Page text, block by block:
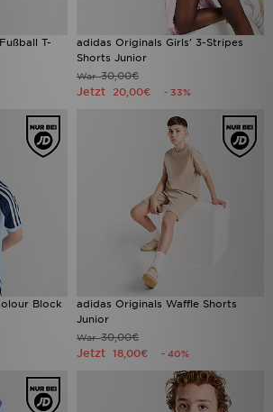
T-
adidas Originals Girls' 3-Stripes
Shorts Junior
War30,00€
Jetzt 20,00€ - 33%
Block
adidas Originals Waffle Shorts
Junior
War30,00€
Jetzt 18,00€ - 40%